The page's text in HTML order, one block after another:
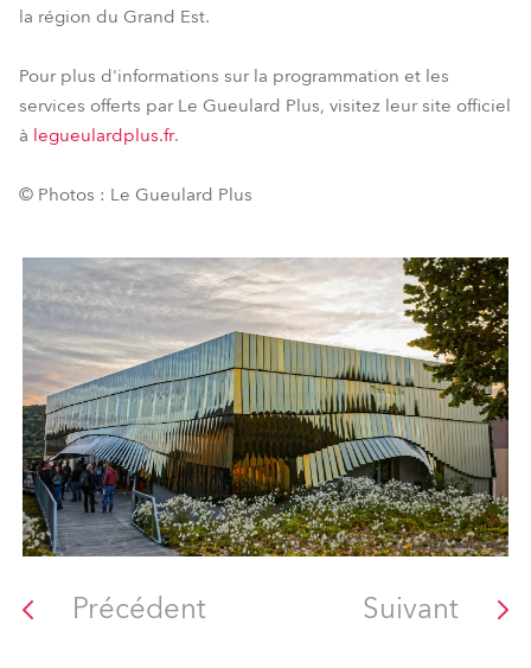
la région du Grand Est.
Pour plus d'informations sur la programmation et les
services offerts par Le Gueulard Plus, visitez leur site officiel
à legueulardplus.fr.
© Photos : Le Gueulard Plus
Précédent Suivant